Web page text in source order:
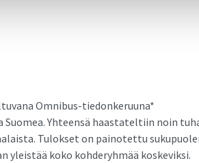
Omnibus-tiedonkeruuna*
Yhteensä haastateltiin noin
Tulokset on painotettu
yleistää koko kohderyhmää koskeviksi.